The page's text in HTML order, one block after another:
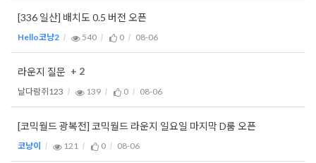
[336 일산] 배치도 0.5 버전 오픈
Hello코냥2 540 0 08-06
라운지 질문 + 2
날다람쥐123 139 0 08-06
[코믹월드 광복전] 코믹월드 라운지 일요일 마지막 D룸 오픈
코냥이 121 0 08-06